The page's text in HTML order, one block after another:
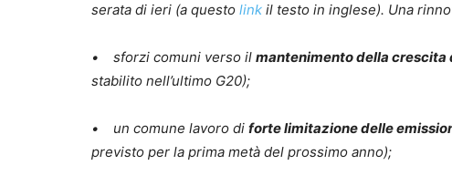
serata di ieri (a questo link il testo in inglese). Una
• sforzi comuni verso il mantenimento della crescita
stabilito nell’ultimo G20);
• un comune lavoro di forte limitazione delle
previsto per la prima metà del prossimo anno);